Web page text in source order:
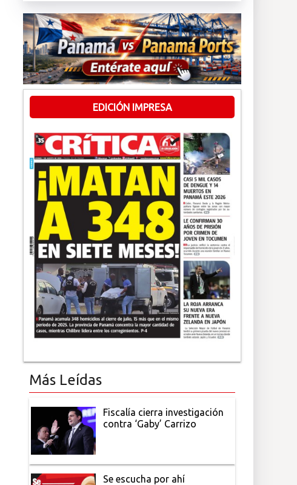
EDICIÓN IMPRESA
Más Leídas
Fiscalía cierra investigación
contra ‘Gaby’ Carrizo
Se escucha por ahí